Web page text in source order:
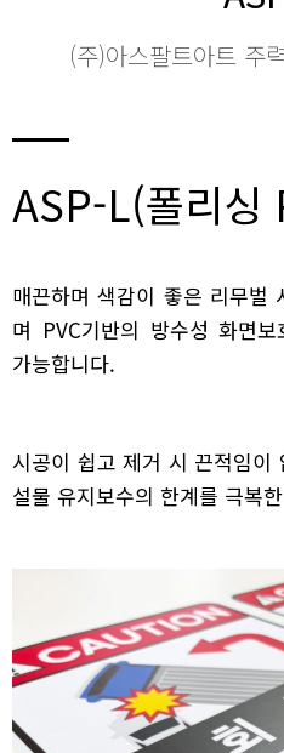
(주)아스팔트아트 주
ASP-L(폴리싱
매끈하며 색감이 좋은 리무벌
며 PVC기반의 방수성 화면
가능합니다.
시공이 쉽고 제거 시 끈적임이
설물 유지보수의 한계를 극복